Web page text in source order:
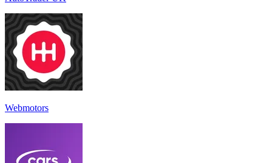
Webmotors